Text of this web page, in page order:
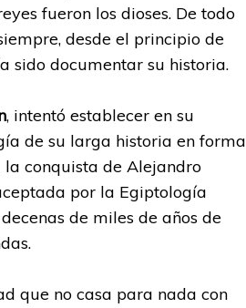
fueron los dioses. De todo
desde el principio de
sido documentar su historia.
, intentó establecer en su
de su larga historia en forma
conquista de Alejandro
por la Egiptología
de miles de años de
que no casa para nada con